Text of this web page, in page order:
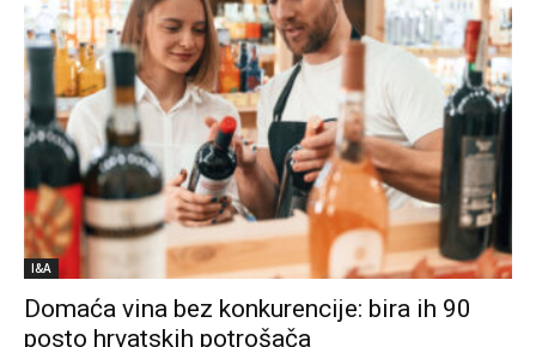
I&A
Domaća vina bez konkurencije: bira ih 90
posto hrvatskih potrošača